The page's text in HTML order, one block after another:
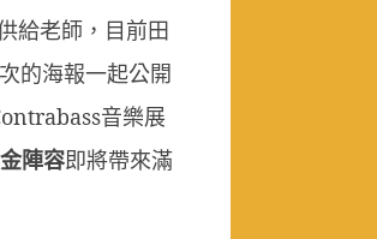
給老師，目前田
的海報一起公開
音樂展
陣容即將帶來滿